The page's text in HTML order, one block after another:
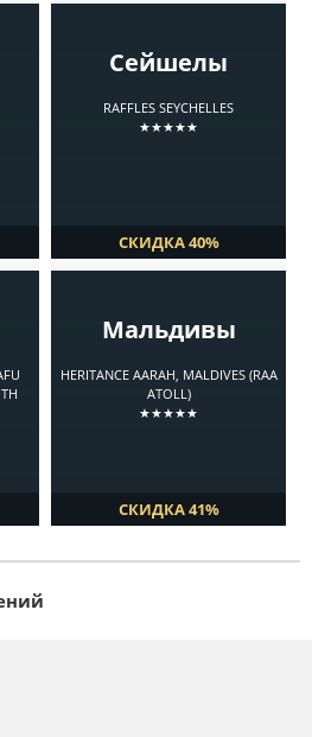
Сейшелы
RAFFLES SEYCHELLES
★★★★★
СКИДКА 40%
Мальдивы
HERITANCE AARAH, MALDIVES (RAA
ATOLL)
★★★★★
СКИДКА 41%